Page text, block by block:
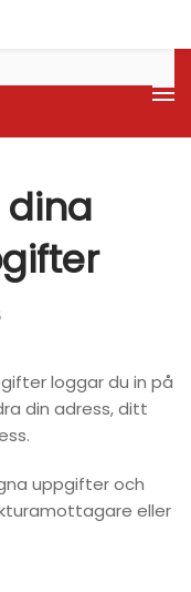
loggar du in på
din adress, ditt
uppgifter och
eller